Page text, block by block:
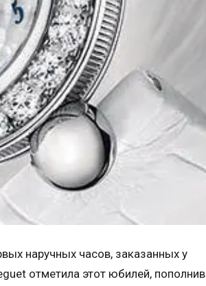
наручных часов, заказанных у
отметила этот юбилей, пополнив